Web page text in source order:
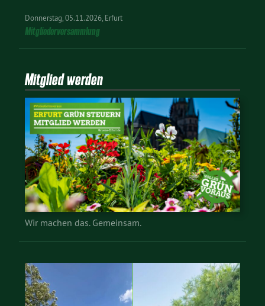
Donnerstag 05.11.2026 Erfurt
Mitgliederversammlung
Mitglied werden
Wir machen das. Gemeinsam.